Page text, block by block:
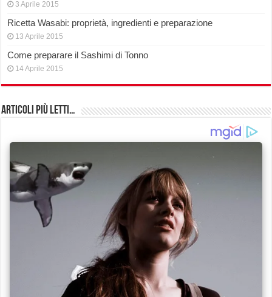
3 Aprile 2015
Ricetta Wasabi: proprietà, ingredienti e preparazione
13 Aprile 2015
Come preparare il Sashimi di Tonno
14 Aprile 2015
Articoli più Letti…